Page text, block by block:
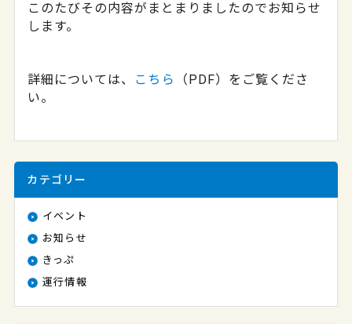
このたびその内容がまとまりましたのでお知らせ
します。
詳細については、 こちら
（PDF）をご覧くださ
い。
カテゴリー
イベント
お知らせ
きっぷ
運行情報